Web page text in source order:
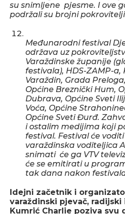
su snimljene pjesme. I ove
podržali su brojni
Međunarodni festival
održava uz
Varaždinske županije
festivala), HDS-ZAMP-
Varaždin, Grada
Općine Breznički Hum,
Dubrava, Općine Sveti
Voća, Općine
Općine Sveti Đurđ.
i ostalim medijima koji
festival. Festival će
varaždinska voditeljica
snimati će ga VTV
će se emitirati u
tak dana nakon
Idejni začetnik i
varaždinski pjevač,
Kumrić Charlie poziva svu